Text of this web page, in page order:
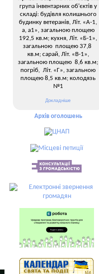
група інвентарних об’єктів у
складі: будівля колишнього
будинку ветеранів, Літ. «А-1,
а, а1», загальною площею
192,5 кв.м; кухня, Літ. «Б-1»,
загальною площею 37,8
кв.м; сарай, Літ. «В-1»,
загальною площею 8,6 кв.м;
погріб, Літ. «Г», загальною
площею 8,5 кв.м; колодязь
№1
Докладніше
Архів оголошень